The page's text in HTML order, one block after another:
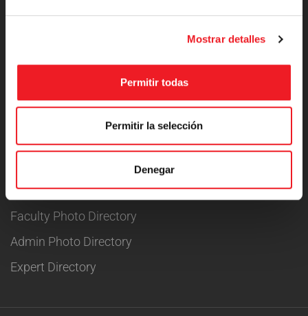
Mostrar detalles
Permitir todas
Permitir la selección
Denegar
Become a Teacher
School Directory
Admin Directory
Faculty Photo Directory
Admin Photo Directory
Expert Directory